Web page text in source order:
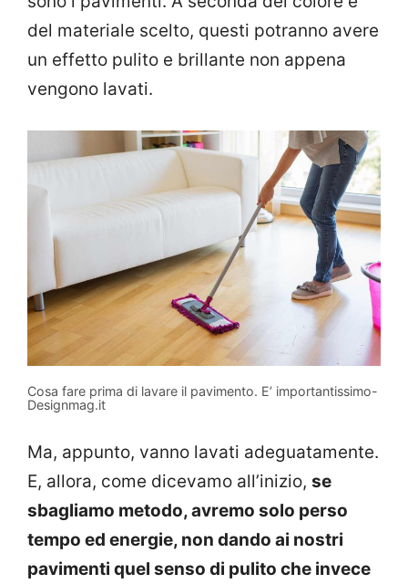
del materiale scelto, questi potranno avere
un effetto pulito e brillante non appena
vengono lavati.
Cosa fare prima di lavare il pavimento. E’ importantissimo-
Designmag.it
Ma, appunto, vanno lavati adeguatamente.
E, allora, come dicevamo all’inizio, se
sbagliamo metodo, avremo solo perso
tempo ed energie, non dando ai nostri
pavimenti quel senso di pulito che invece